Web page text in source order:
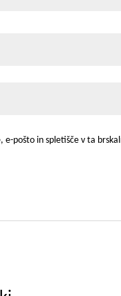
e-pošto in spletišče v ta